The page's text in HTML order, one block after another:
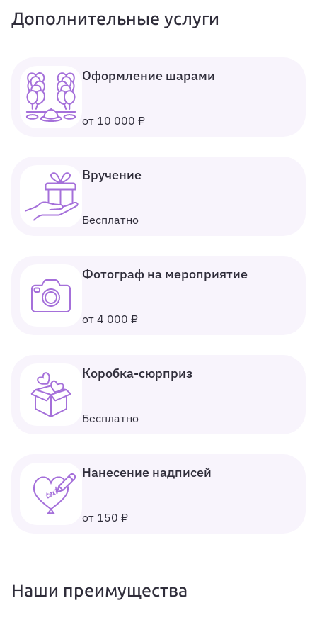
Дополнительные услуги
Оформление шарами
от 10 000 ₽
Вручение
Бесплатно
Фотограф на мероприятие
от 4 000 ₽
Коробка-сюрприз
Бесплатно
Нанесение надписей
от 150 ₽
Наши преимущества